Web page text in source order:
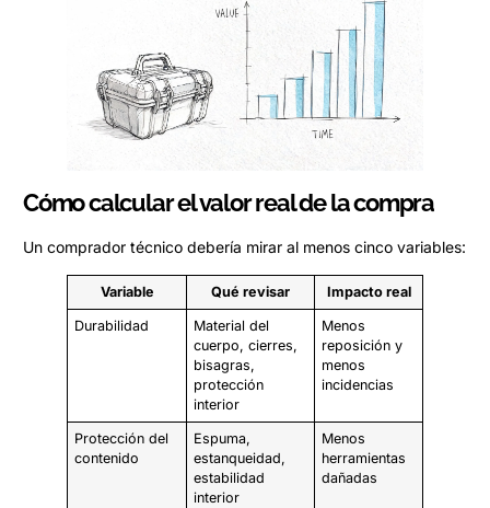
Cómo calcular el valor real de la compra
Un comprador técnico debería mirar al menos cinco variables:
Variable Qué revisar Impacto real
Durabilidad
Material del
cuerpo, cierres,
bisagras,
protección
interior
Menos
reposición y
menos
incidencias
Protección del
contenido
Espuma,
estanqueidad,
estabilidad
interior
Menos
herramientas
dañadas